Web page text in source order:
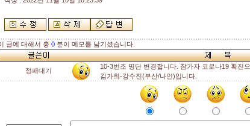
글에 대해서 총 0 분이 메모를 남기셨습니다.
정패대기
10-3번조 명단 변경합니다. 참가자 코로나19 확진
김가희-강수진(부산/나인)입니다.